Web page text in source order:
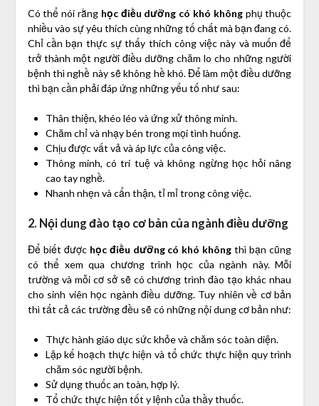
Có thể nói rằng học điều dưỡng có khó khôngphụ thuộc
nhiều vào sự yêu thích cùng những tố chất mà bạn đang có.
Chỉ cần bạn thực sự thấy thích công việc này và muốn để
trở thành một người điều dưỡng chăm lo cho những người
bệnh thì nghề này sẽ không hề khó. Để làm một điều dưỡng
thì bạn cần phải đáp ứng những yếu tố như sau:
Thân thiện, khéo léo và ứng xử thông minh.
Chăm chỉ và nhạy bén trong mọi tình huống.
Chịu được vất vả và áp lực của công việc.
Thông minh, có trí tuệ và không ngừng học hỏi nâng
cao tay nghề.
Nhanh nhẹn và cẩn thận, tỉ mỉ trong công việc.
2. Nội dung đào tạo cơ bản của ngành điều dưỡng
Để biết được học điều dưỡng có khó không thì bạn cũng
có thể xem qua chương trình học của ngành này. Mỗi
trường và mỗi cơ sở sẽ có chương trình đào tạo khác nhau
cho sinh viên học ngành điều dưỡng. Tuy nhiên về cơ bản
thì tất cả các trường đều sẽ có những nội dung cơ bản như:
Thực hành giáo dục sức khỏe và chăm sóc toàn diện.
Lập kế hoạch thực hiện và tổ chức thực hiện quy trình
chăm sóc người bệnh.
Sử dụng thuốc an toàn, hợp lý.
Tổ chức thực hiện tốt y lệnh của thầy thuốc.